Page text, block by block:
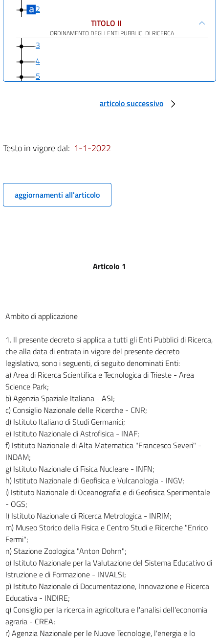
2
TITOLO II
ORDINAMENTO DEGLI ENTI PUBBLICI DI RICERCA
3
4
5
TITOLO III
12
TITOLO IV
17
TITOLO V
DISPOSIZIONI FINALI
19
20
articolo successivo
Testo in vigore dal: 1-1-2022
aggiornamenti all'articolo
Articolo 1
Ambito di applicazione
1. Il presente decreto si applica a tutti gli Enti Pubblici di Ricerca,
che alla data di entrata in vigore del presente decreto
legislativo, sono i seguenti, di seguito denominati Enti:
a) Area di Ricerca Scientifica e Tecnologica di Trieste - Area
Science Park;
b) Agenzia Spaziale Italiana - ASI;
c) Consiglio Nazionale delle Ricerche - CNR;
d) Istituto Italiano di Studi Germanici;
e) Istituto Nazionale di Astrofisica - INAF;
f) Istituto Nazionale di Alta Matematica "Francesco Severi" -
INDAM;
g) Istituto Nazionale di Fisica Nucleare - INFN;
h) Istituto Nazionale di Geofisica e Vulcanologia - INGV;
i) Istituto Nazionale di Oceanografia e di Geofisica Sperimentale
- OGS;
l) Istituto Nazionale di Ricerca Metrologica - INRIM;
m) Museo Storico della Fisica e Centro Studi e Ricerche "Enrico
Fermi";
n) Stazione Zoologica "Anton Dohrn";
o) Istituto Nazionale per la Valutazione del Sistema Educativo di
Istruzione e di Formazione - INVALSI;
p) Istituto Nazionale di Documentazione, Innovazione e Ricerca
Educativa - INDIRE;
q) Consiglio per la ricerca in agricoltura e l'analisi dell'economia
agraria - CREA;
r) Agenzia Nazionale per le Nuove Tecnologie, l'energia e lo